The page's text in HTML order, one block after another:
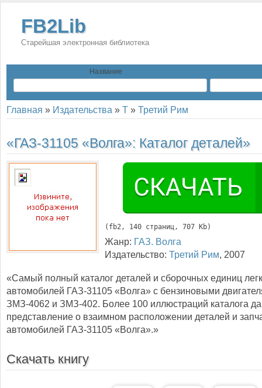
FB2Lib
Старейшая электронная библиотека
Название
Главная » Издательства » Т » Третий Рим
«ГАЗ-31105 «Волга»: Каталог деталей»
( fb2, 140 страниц, 707 Kb)
Жанр: ГАЗ. Волга
Издательство: Третий Рим, 2007
«Самый полный каталог деталей и сборочных единиц
автомобилей ГАЗ-31105 «Волга» с бензиновыми
ЗМЗ-4062 и ЗМЗ-402. Более 100 иллюстраций каталога
представление о взаимном расположении деталей и
автомобилей ГАЗ-31105 «Волга».»
Скачать книгу